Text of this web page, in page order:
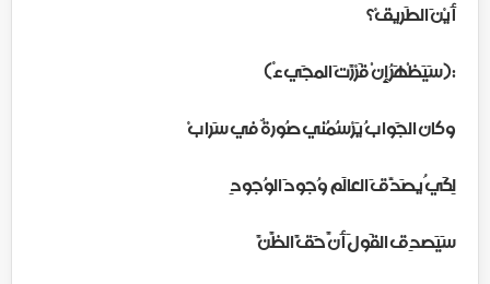
أَيْنَ الطَريقْ؟
:(سَيَظْهَرُ إِنْ قَرْرَّتَ المجَيءْ)
وكان الجَوابُ يَرْسُمُني صُورةٌ في سَرابْ
لِكَي ُيصَدِّقَ العالَم وُجودَ الوُجودِ
سَيَصدِق القَولَ أَنَّ حَقَّ الظَّنَّ